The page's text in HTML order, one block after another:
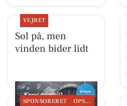
VEJRET
Sol på, men
vinden bider lidt
SPONSORERET OPSLAGSTAVLEN